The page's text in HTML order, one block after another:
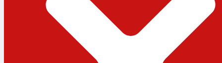
লাইফস্টাইল
সোশ্যাল মিডিয়া
বিজ্ঞান ও প্রযুক্তি